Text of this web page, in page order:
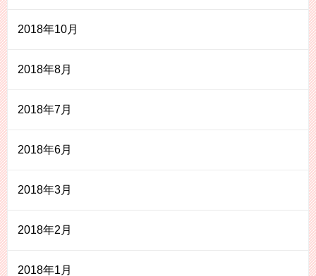
2018年10月
2018年8月
2018年7月
2018年6月
2018年3月
2018年2月
2018年1月